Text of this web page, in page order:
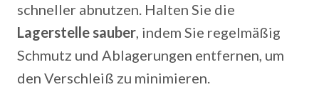
schneller abnutzen. Halten Sie die
Lagerstelle sauber, indem Sie regelmäßig
Schmutz und Ablagerungen entfernen, um
den Verschleiß zu minimieren.